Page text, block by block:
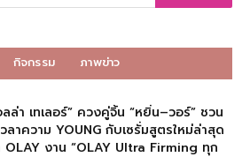
กิจกรรม ภาพข่าว
ล่า เทเลอร์” ควงคู่จิ้น “หยิ่น–วอร์” ชวน
ลาความ YOUNG กับเซรั่มสูตรใหม่ล่าสุด
OLAY งาน “OLAY Ultra Firming ทุก